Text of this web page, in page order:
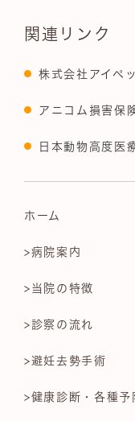
関連リンク
株式会社アイペ
アニコム損害保
日本動物高度
ホーム
>病院案内
>当院の特徴
>診察の流れ
>避妊去勢手術
>健康診断・各種予